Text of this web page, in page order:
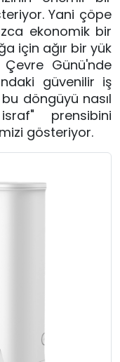
Yani çöpe
ekonomik bir
için ağır bir yük
Günü'nde
güvenilir iş
bu döngüyü nasıl
prensibini
gösteriyor.